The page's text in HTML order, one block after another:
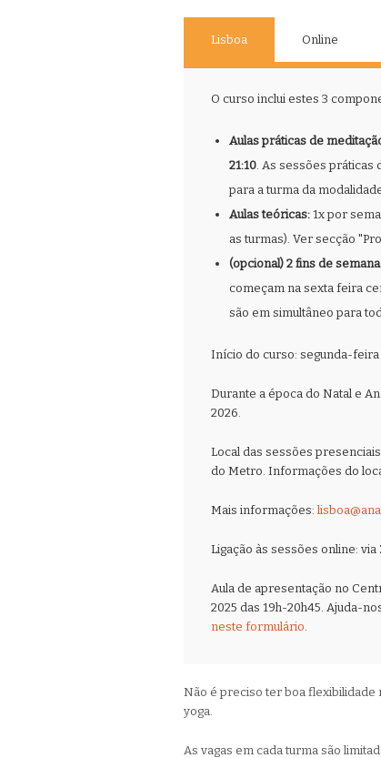
Lisboa Online
O curso inclui estes 3
Aulas práticas de
21:10 . As sessões
para a turma da
Aulas teóricas: 1x por
as turmas). Ver secção
(opcional) 2 fins de
começam na sexta feira
são em simultâneo para
Início do curso: segunda-feira
Durante a época do Natal e
2026.
Local das sessões
do Metro. Informações do
Mais informações:
Ligação às sessões online: via
Aula de apresentação no
2025 das 19h-20h45. Ajuda-
neste formulário
Não é preciso ter boa flexibilidade
yoga.
As vagas em cada turma são